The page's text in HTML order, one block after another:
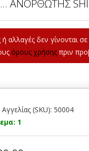
ΑΝΟΡΘΩΤΗΣ
αλλαγές δεν γίνονται σε
όρους χρήσης πριν
(SKU): 50004
1